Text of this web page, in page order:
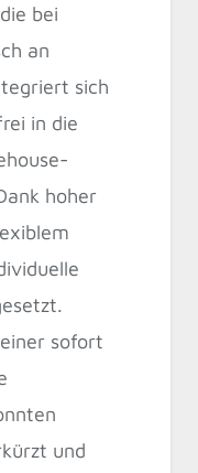
bei
an
sich
in die
hoher
sofort
und